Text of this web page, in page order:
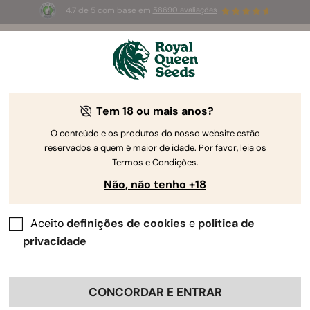
4.7 de 5 com base em 58690 avaliações
3 sementes White Widow Auto
The RQS Blog
Blogues sobre o estilo de vida canábis
canábis"
Bem-vindo à área sobre o estilo de vida canábis do
abrangente que a sua planta favorita tem na cultura,
políticas e como os indivíduos amantes da erva vivem as
Tem 18 ou mais anos?
O conteúdo e os produtos do nosso website estão
reservados a quem é maior de idade. Por favor, leia os
Termos e Condições.
Não, não tenho +18
Aceitodefinições de cookies e política de
privacidade
CONCORDAR E ENTRAR